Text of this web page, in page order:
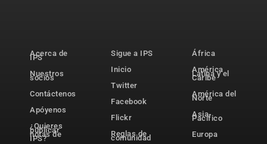
Acerca de
IPS
Nuestros
socios
Contáctenos
Apóyenos
¿Quieres
publicar
notas de
IPS?
Sigue a IPS
Inicio
Twitter
Facebook
Flickr
Reglas de
comunidad
África
América
Latina y el
Caribe
América del
Norte
Asia-
Pacífico
Europa